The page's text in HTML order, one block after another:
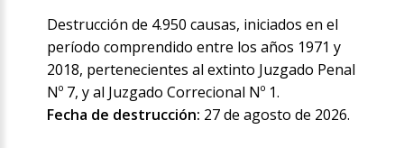
Destrucción de 4.950 causas, iniciados en el
período comprendido entre los años 1971 y
2018, pertenecientes al extinto Juzgado Penal
Nº 7, y al Juzgado Correcional Nº 1.
Fecha de destrucción: 27 de agosto de 2026.